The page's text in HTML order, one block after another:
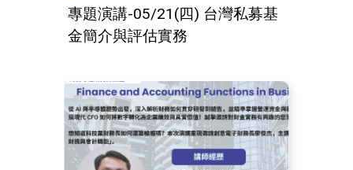
專題演講-05/21(四) 台灣私募基
金簡介與評估實務